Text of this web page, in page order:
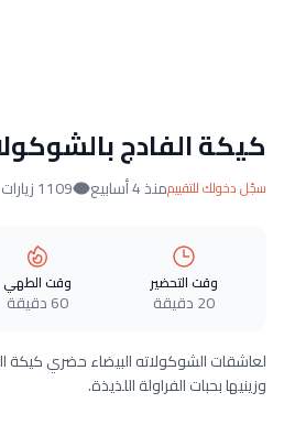
كيكة الفادج
سجّل دخولك للتقييممنذ 4 أسابيع 1109 زيارات
وقت التحضير
20 دقيقة
وقت الطهي
60 دقيقة
لعاشقات الشوكولاته البيضاء حضري كيكة
وزينيها بحبات الفراولة اللذيذة.